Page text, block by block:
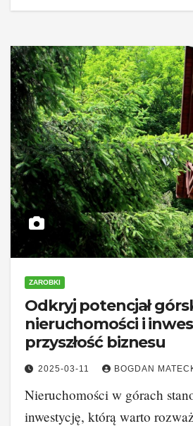
ZAROBKI
Odkryj potencjał
nieruchomości i
przyszłość biznesu
2025-03-11 BOGDAN
Nieruchomości w górach
inwestycję, którą warto